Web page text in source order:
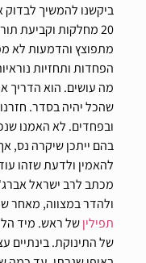
ביקשנו להמשיך לבדוק
20 מחלקות וקביעת
מתפוצץ והדמעות לא
הפחדות ותחזיות
מה עושים. הוא הדריך
שהכל יהיה בסדר.
ובפחדים. לא האמנו
בהם ייתכן שיקרה נס,
להאמין ולדעת שזהו עוד
מכתב לרב ישראל
ולהדר במצווה, מאחר
תפיליןשל ראש. מיד
של התינוקת. בינתיים